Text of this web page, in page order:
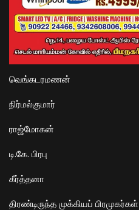
​வெங்கடரமணன்
​நிர்மல்குமார்
​ராஜ்மோகன்
​டி.கே. பிரபு
​கீர்த்தனா
​திரண்டிருந்த முக்கியப் பிரமுகர்கள்